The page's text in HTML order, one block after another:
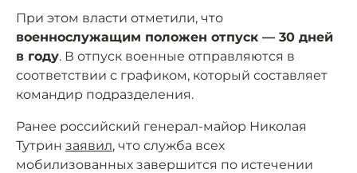
При этом власти отметили, что
военнослужащим положен отпуск — 30 дней
в году. В отпуск военные отправляются в
соответствии с графиком, который составляет
командир подразделения.
Ранее российский генерал-майор Николая
Тутрин заявил, что служба всех
мобилизованных завершится по истечении